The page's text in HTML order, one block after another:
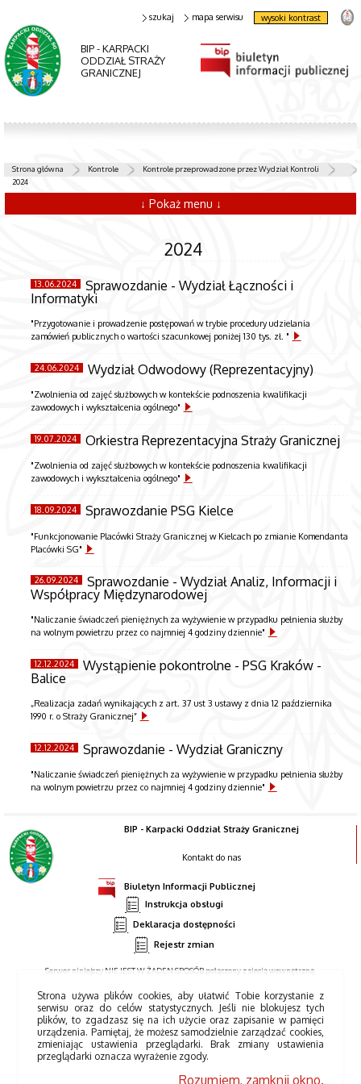
BIP - KARPACKI
ODDZIAŁ STRAŻY
GRANICZNEJ
szukaj mapa serwisu wysoki kontrast
Strona główna Kontrole
Kontrole przeprowadzone przez Wydział Kontroli
2024
↓ Pokaż menu ↓
2024
13.06.2024 Sprawozdanie - Wydział Łączności i
Informatyki
"Przygotowanie i prowadzenie postępowań w trybie procedury udzielania
zamówień publicznych o wartości szacunkowej poniżej 130 tys. zł. "
24.06.2024 Wydział Odwodowy (Reprezentacyjny)
"Zwolnienia od zajęć służbowych w kontekście podnoszenia kwalifikacji
zawodowych i wykształcenia ogólnego"
19.07.2024 Orkiestra Reprezentacyjna Straży Granicznej
"Zwolnienia od zajęć służbowych w kontekście podnoszenia kwalifikacji
zawodowych i wykształcenia ogólnego"
18.09.2024 Sprawozdanie PSG Kielce
"Funkcjonowanie Placówki Straży Granicznej w Kielcach po zmianie Komendanta
Placówki SG"
26.09.2024 Sprawozdanie - Wydział Analiz, Informacji i
Współpracy Międzynarodowej
"Naliczanie świadczeń pieniężnych za wyżywienie w przypadku pełnienia służby
na wolnym powietrzu przez co najmniej 4 godziny dziennie"
12.12.2024 Wystąpienie pokontrolne - PSG Kraków -
Balice
„Realizacja zadań wynikających z art. 37 ust 3 ustawy z dnia 12 października
1990 r. o Straży Granicznej”
12.12.2024 Sprawozdanie - Wydział Graniczny
"Naliczanie świadczeń pieniężnych za wyżywienie w przypadku pełnienia służby
na wolnym powietrzu przez co najmniej 4 godziny dziennie"
BIP - Karpacki Oddział Straży Granicznej
Kontakt do nas
Biuletyn Informacji Publicznej
Instrukcja obsługi
Deklaracja dostępności
Rejestr zmian
Serwer niniejszy NIE JEST W ŻADEN SPOSÓB połączony z siecią wewnętrzną.
Strona używa plików cookies, aby ułatwić Tobie korzystanie z
serwisu oraz do celów statystycznych. Jeśli nie blokujesz tych
plików, to zgadzasz się na ich użycie oraz zapisanie w pamięci
urządzenia. Pamiętaj, że możesz samodzielnie zarządzać cookies,
zmieniając ustawienia przeglądarki. Brak zmiany ustawienia
przeglądarki oznacza wyrażenie zgody.
Rozumiem, zamknij okno.